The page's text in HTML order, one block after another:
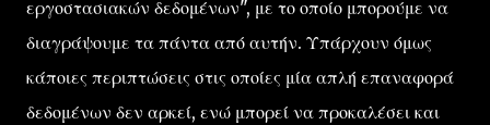
εργοστασιακών δεδομένων", με το οποίο μπορούμε να
διαγράψουμε τα πάντα από αυτήν. Υπάρχουν όμως
κάποιες περιπτώσεις στις οποίες μία απλή επαναφορά
δεδομένων δεν αρκεί, ενώ μπορεί να προκαλέσει και